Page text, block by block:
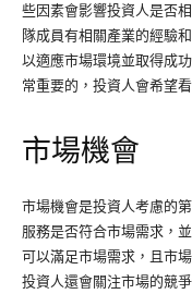
些因素會影響投資人是否
隊成員有相關產業的經驗
以適應市場環境並取得成
常重要的，投資人會希望
市場機會
市場機會是投資人考慮的
服務是否符合市場需求，
可以滿足市場需求，且市
投資人還會關注市場的競